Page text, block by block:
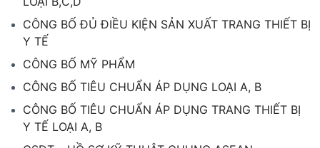
CÔNG BỐ ĐỦ ĐIỀU KIỆN SẢN XUẤT TRANG THIẾT BỊ
Y TẾ
CÔNG BỐ MỸ PHẨM
CÔNG BỐ TIÊU CHUẨN ÁP DỤNG LOẠI A, B
CÔNG BỐ TIÊU CHUẨN ÁP DỤNG TRANG THIẾT BỊ
Y TẾ LOẠI A, B